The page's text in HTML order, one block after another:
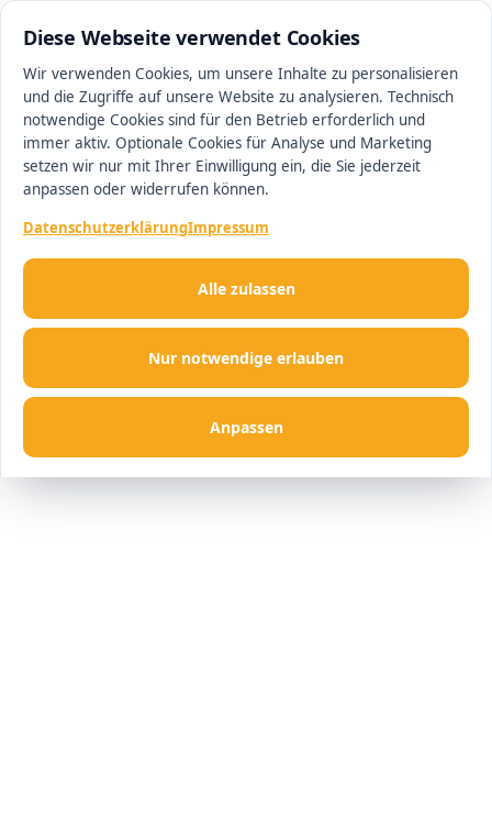
Diese Webseite verwendet Cookies
Wir verwenden Cookies, um unsere Inhalte zu personalisieren
und die Zugriffe auf unsere Website zu analysieren. Technisch
notwendige Cookies sind für den Betrieb erforderlich und
immer aktiv. Optionale Cookies für Analyse und Marketing
setzen wir nur mit Ihrer Einwilligung ein, die Sie jederzeit
anpassen oder widerrufen können.
DatenschutzerklärungImpressum
Nur notwendige erlauben
Anpassen
Alle zulassen